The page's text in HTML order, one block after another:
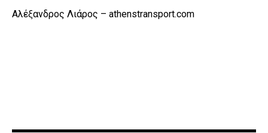
Αλέξανδρος Λιάρος – athenstransport.com